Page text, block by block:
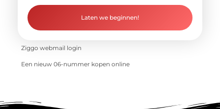
Laten we beginnen!
Ziggo webmail login
Een nieuw 06-nummer kopen online